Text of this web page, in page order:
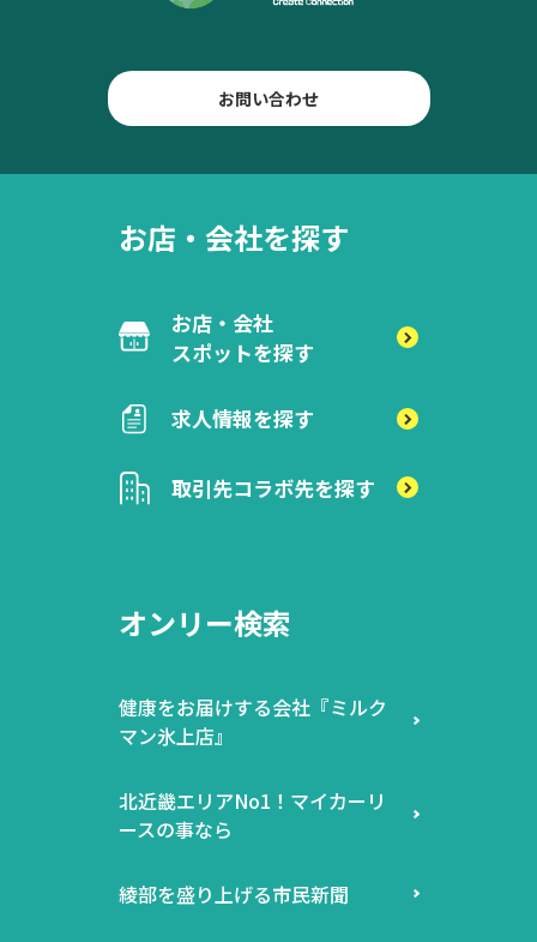
お問い合わせ
お店・会社を探す
お店・会社
スポットを探す
求人情報を探す
取引先コラボ先を探す
オンリー検索
健康をお届けする会社『ミルク
マン氷上店』
北近畿エリアNo1！マイカーリ
ースの事なら
綾部を盛り上げる市民新聞